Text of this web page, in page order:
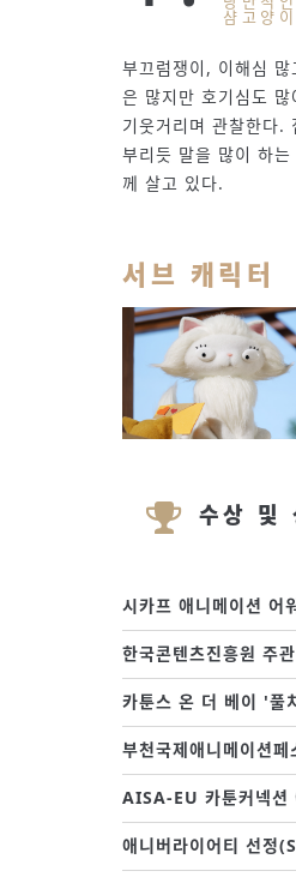
샴고양이
부끄럼쟁이, 이해심
은 많지만 호기심도 많
기웃거리며 관찰한다.
부리듯 말을 많이 하
께 살고 있다.
서브 캐릭터
수상 및
시카프 애니메이션 어
한국콘텐츠진흥원 주
카툰스 온 더 베이 '풀
부천국제애니메이션
AISA-EU 카툰커넥
애니버라이어티 선